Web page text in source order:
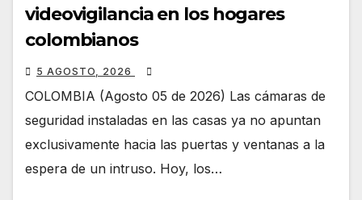
videovigilancia en los hogares
colombianos
5 AGOSTO, 2026
COLOMBIA (Agosto 05 de 2026) Las cámaras de
seguridad instaladas en las casas ya no apuntan
exclusivamente hacia las puertas y ventanas a la
espera de un intruso. Hoy, los…